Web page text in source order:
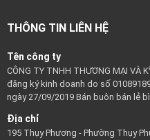
THÔNG TIN LIÊN HỆ
Tên công ty
CÔNG TY TNHH THƯƠNG MẠI VÀ
đăng ký kinh doanh do số
ngày 27/09/2019 Bán buôn bán lẻ
Địa chỉ
195 Thụy Phương - Phường Thụy